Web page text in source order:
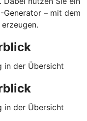
Generator – mit dem
in der Übersicht
in der Übersicht